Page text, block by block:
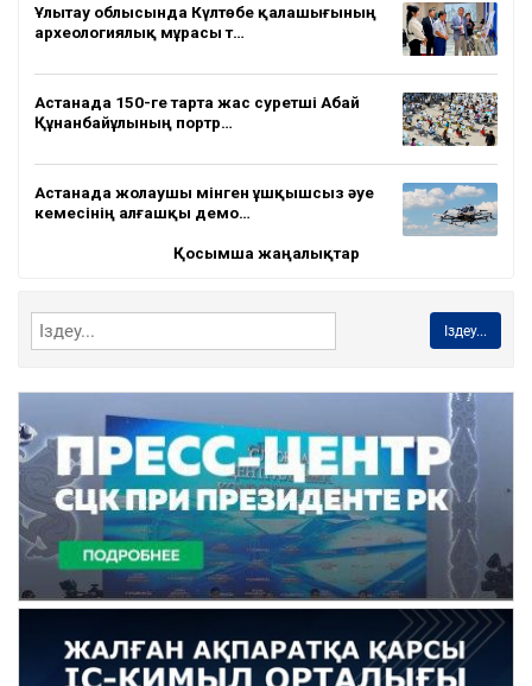
Ұлытау облысында Күлтөбе қалашығының
археологиялық мұрасы т…
Астанада 150-ге тарта жас суретші Абай
Құнанбайұлының портр…
Астанада жолаушы мінген ұшқышсыз әуе
кемесінің алғашқы демо…
Қосымша жаңалықтар
Іздеу...